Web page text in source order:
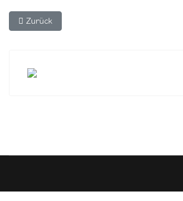
Vorheriger Beitrag: Boule im Herbst
Zurück